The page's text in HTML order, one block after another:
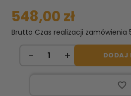
548,00 zł
Brutto Czas realizacji zamówienia
DODAJ
favorite_border